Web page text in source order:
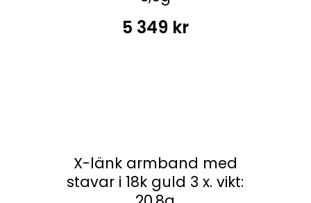
5 349 kr
X-länk armband med
stavar i 18k guld 3 x. vikt: